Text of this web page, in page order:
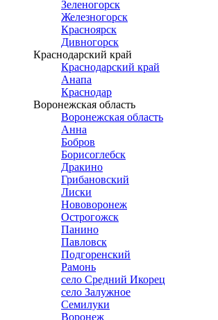
Зеленогорск
Железногорск
Красноярск
Дивногорск
Краснодарский край
Краснодарский край
Анапа
Краснодар
Воронежская область
Воронежская область
Анна
Бобров
Борисоглебск
Дракино
Грибановский
Лиски
Нововоронеж
Острогожск
Панино
Павловск
Подгоренский
Рамонь
село Средний Икорец
село Залужное
Семилуки
Воронеж